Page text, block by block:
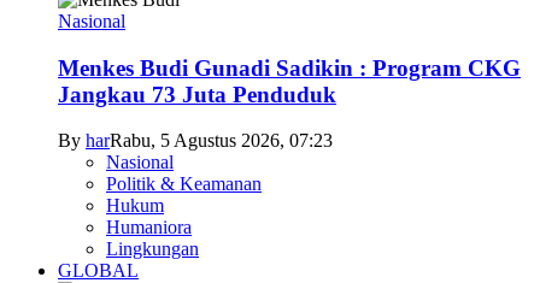
Nasional
Menkes Budi Gunadi Sadikin : Program CKG
Jangkau 73 Juta Penduduk
By harRabu, 5 Agustus 2026, 07:23
Nasional
Politik & Keamanan
Hukum
Humaniora
Lingkungan
GLOBAL